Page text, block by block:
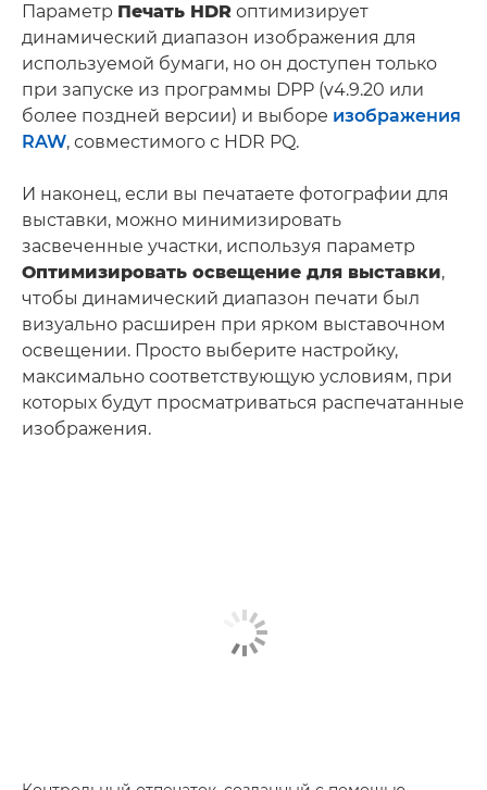
Параметр Печать HDR оптимизирует
динамический диапазон изображения для
используемой бумаги, но он доступен только
при запуске из программы DPP (v4.9.20 или
более поздней версии) и выборе изображения
RAW, совместимого с HDR PQ.
И наконец, если вы печатаете фотографии для
выставки, можно минимизировать
засвеченные участки, используя параметр
Оптимизировать освещение для выставки,
чтобы динамический диапазон печати был
визуально расширен при ярком выставочном
освещении. Просто выберите настройку,
максимально соответствующую условиям, при
которых будут просматриваться распечатанные
изображения.